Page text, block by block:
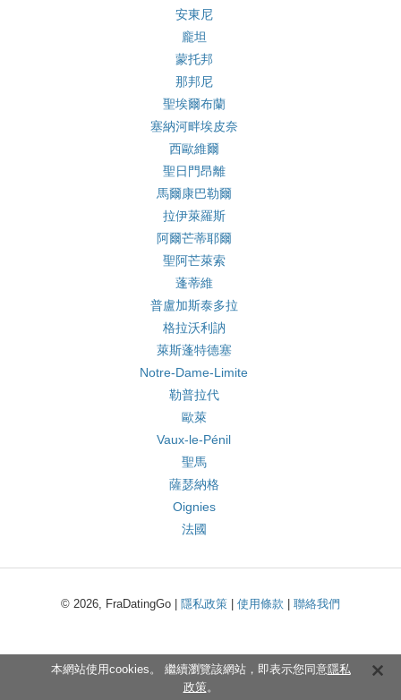
安東尼
龐坦
蒙托邦
那邦尼
聖埃爾布蘭
塞納河畔埃皮奈
西歐維爾
聖日門昂離
馬爾康巴勒爾
拉伊萊羅斯
阿爾芒蒂耶爾
聖阿芒萊索
蓬蒂維
普盧加斯泰多拉
格拉沃利訥
萊斯蓬特德塞
Notre-Dame-Limite
勒普拉代
歐萊
Vaux-le-Pénil
聖馬
薩瑟納格
Oignies
法國
© 2026, FraDatingGo | 隱私政策 使用條款 聯絡我們
本網站使用cookies。 繼續瀏覽該網站，即表示您同意隱私
政策。